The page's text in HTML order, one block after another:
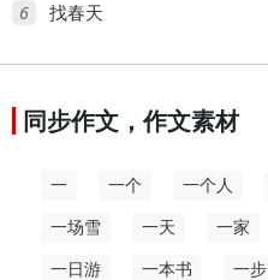
6 找春天
同步作文，作文素材
一 一个 一个人
一场雪 一天 一家
一日游 一本书 一步